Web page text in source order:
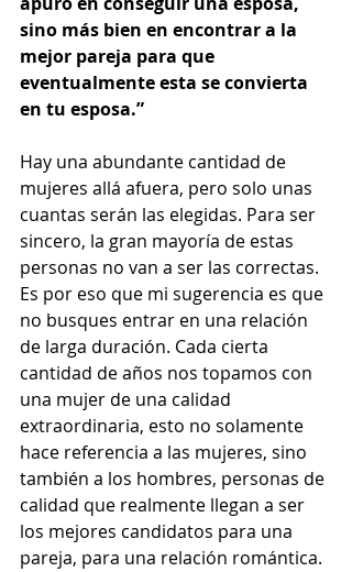
sino más bien en encontrar a la
mejor pareja para que
eventualmente esta se convierta
en tu esposa.”
Hay una abundante cantidad de
mujeres allá afuera, pero solo unas
cuantas serán las elegidas. Para ser
sincero, la gran mayoría de estas
personas no van a ser las correctas.
Es por eso que mi sugerencia es que
no busques entrar en una relación
de larga duración. Cada cierta
cantidad de años nos topamos con
una mujer de una calidad
extraordinaria, esto no solamente
hace referencia a las mujeres, sino
también a los hombres, personas de
calidad que realmente llegan a ser
los mejores candidatos para una
pareja, para una relación romántica.